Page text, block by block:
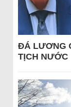
ĐÁ LƯƠNG
TỊCH NƯỚC